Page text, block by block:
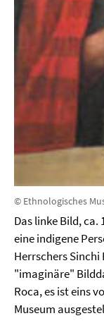
© Ethnologisches
Das linke Bild,
eine indigene
Herrschers Sinchi
"imaginäre"
Roca, es ist eins
Museum